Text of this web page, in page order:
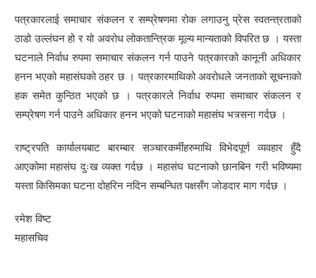
पत्रकारलाई समाचार संकलन र सम्प्रेषणमा रोक लगाउनु प्रेस स्वतन्त्रताको
ठाडो उल्लंघन हो र यो अवरोध लोकतान्त्रिक मूल्य मान्यताको विपरित छ । यस्ता
घटनाले निर्वाध रुपमा समाचार संकलन गर्न पाउने पत्रकारको कानूनी अधिकार
हनन भएको महासंघको ठहर छ । पत्रकारमाथिको अवरोधले जनताको सूचनाको
हक समेत कुन्ठित भएको छ । पत्रकारले निर्वाध रुपमा समाचार संकलन र
सम्प्रेषण गर्न पाउने अधिकार हनन भएको घटनाको महासंघ भत्र्सना गर्दछ ।
राष्ट्रपति कार्यालयबाट बारम्बार सञ्चारकर्मीहरुमाथि विभेदपूर्ण व्यवहार हुँदै
आएकोमा महासंघ दुःख व्यक्त गर्दछ । महासंघ घटनाको छानबिन गरी भविष्यमा
यस्ता किसिमका घटना दोहरिन नदिन सम्बन्धित पक्षसँग जोडदार माग गर्दछ ।
रमेश विष्ट
महासचिव